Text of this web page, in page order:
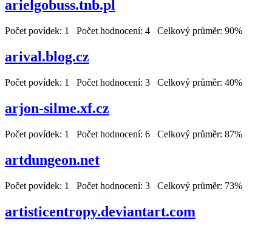
arielgobuss.tnb.pl
Počet povídek: 1 Počet hodnocení: 4 Celkový průměr: 90%
arival.blog.cz
Počet povídek: 1 Počet hodnocení: 3 Celkový průměr: 40%
arjon-silme.xf.cz
Počet povídek: 1 Počet hodnocení: 6 Celkový průměr: 87%
artdungeon.net
Počet povídek: 1 Počet hodnocení: 3 Celkový průměr: 73%
artisticentropy.deviantart.com